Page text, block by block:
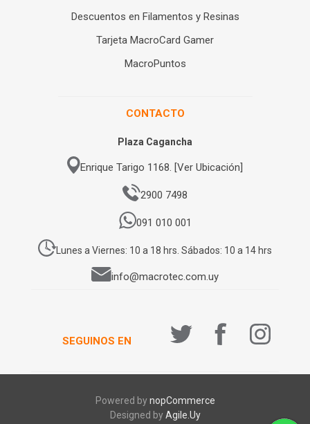
Descuentos en Filamentos y Resinas
Tarjeta MacroCard Gamer
MacroPuntos
CONTACTO
Plaza Cagancha
Enrique Tarigo 1168. [Ver Ubicación]
2900 7498
091 010 001
Lunes a Viernes: 10 a 18 hrs. Sábados: 10 a 14 hrs
info@macrotec.com.uy
SEGUINOS EN
Powered bynopCommerce
Designed byAgile.Uy